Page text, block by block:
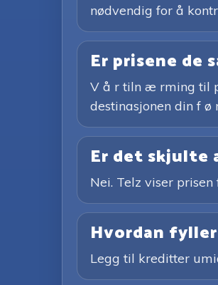
nødvendig for å
Er prisene de
V å r tiln æ rming til
destinasjonen din f ø
Er det skjulte
Nei. Telz viser
Hvordan
Legg til kreditter